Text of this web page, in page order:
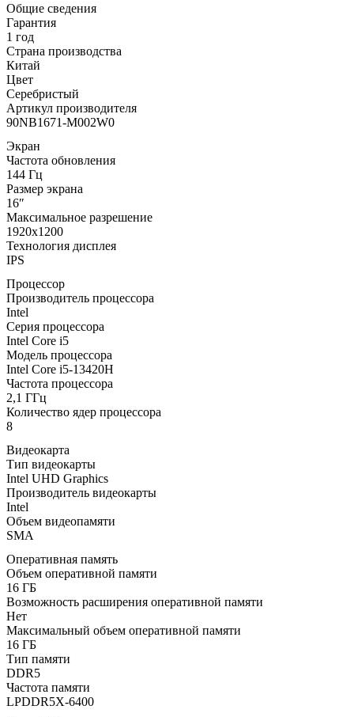
Общие сведения
Гарантия
1 год
Страна производства
Китай
Цвет
Серебристый
Артикул производителя
90NB1671-M002W0
Экран
Частота обновления
144 Гц
Размер экрана
16″
Максимальное разрешение
1920x1200
Технология дисплея
IPS
Процессор
Производитель процессора
Intel
Серия процессора
Intel Core i5
Модель процессора
Intel Core i5-13420H
Частота процессора
2,1 ГГц
Количество ядер процессора
8
Видеокарта
Тип видеокарты
Intel UHD Graphics
Производитель видеокарты
Intel
Объем видеопамяти
SMA
Оперативная память
Объем оперативной памяти
16 ГБ
Возможность расширения оперативной памяти
Нет
Максимальный объем оперативной памяти
16 ГБ
Тип памяти
DDR5
Частота памяти
LPDDR5X-6400